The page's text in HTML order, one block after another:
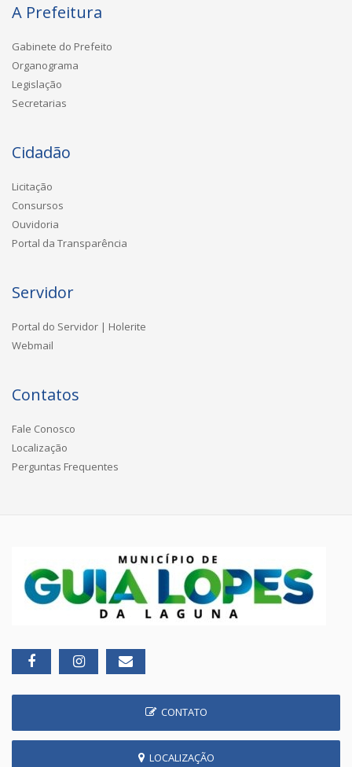
A Prefeitura
Gabinete do Prefeito
Organograma
Legislação
Secretarias
Cidadão
Licitação
Consursos
Ouvidoria
Portal da Transparência
Servidor
Portal do Servidor | Holerite
Webmail
Contatos
Fale Conosco
Localização
Perguntas Frequentes
CONTATO
LOCALIZAÇÃO